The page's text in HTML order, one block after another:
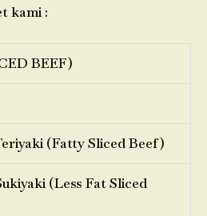
kami :
BEEF)
(Fatty Sliced Beef)
(Less Fat Sliced